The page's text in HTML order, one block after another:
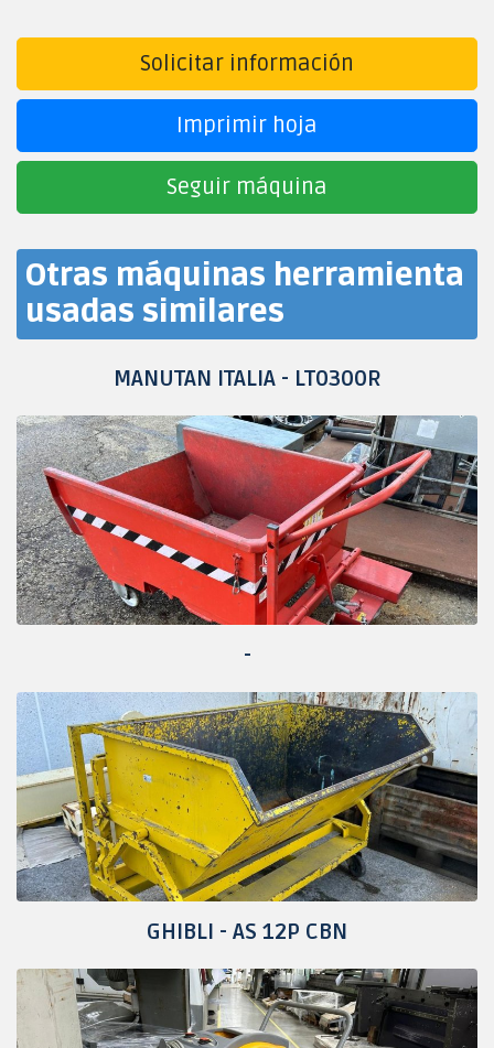
Solicitar información
Imprimir hoja
Seguir máquina
Otras máquinas herramienta
usadas similares
MANUTAN ITALIA - LT0300R
-
GHIBLI - AS 12P CBN